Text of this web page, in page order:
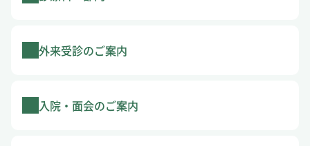
外来受診のご案内
入院・面会のご案内